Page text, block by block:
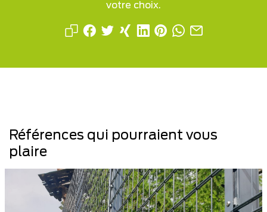
votre choix.
Références qui pourraient vous
plaire